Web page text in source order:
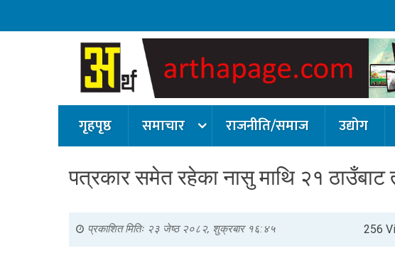
गृहपृष्ठ समाचार राजनीति/समाज उद्योग
पत्रकार समेत रहेका नासु माथि २१ ठाउँबाट
प्रकाशित मितिः २३ जेष्ठ २०८२, शुक्रबार १६:४५ 256